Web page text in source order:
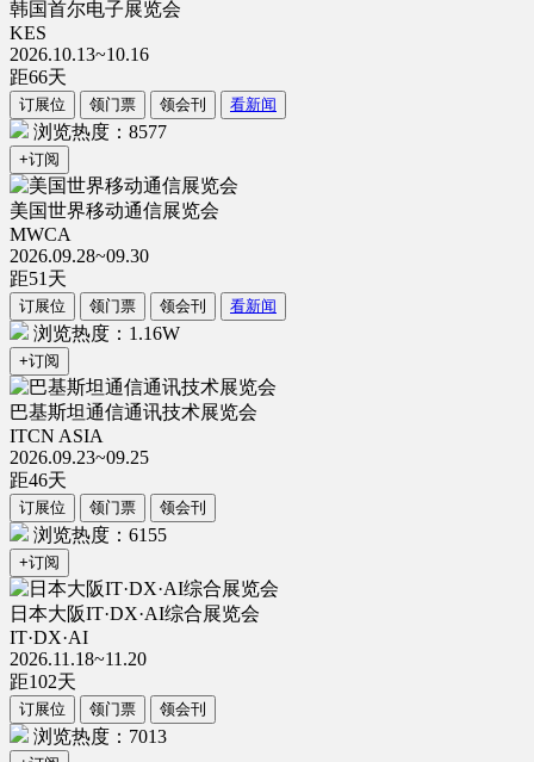
韩国首尔电子展览会
KES
2026.10.13~10.16
距66天
订展位 领门票 领会刊 看新闻
浏览热度：8577
+订阅
美国世界移动通信展览会
MWCA
2026.09.28~09.30
距51 天
订展位 领门票 领会刊 看新闻
浏览热度：1.16W
+订阅
巴基斯坦通信通讯技术展览会
ITCN ASIA
2026.09.23~09.25
距46天
订展位 领门票 领会刊
浏览热度：6155
+订阅
日本大阪IT·DX·AI综合展览会
IT·DX·AI
2026.11.18~11.20
距102天
订展位 领门票 领会刊
浏览热度：7013